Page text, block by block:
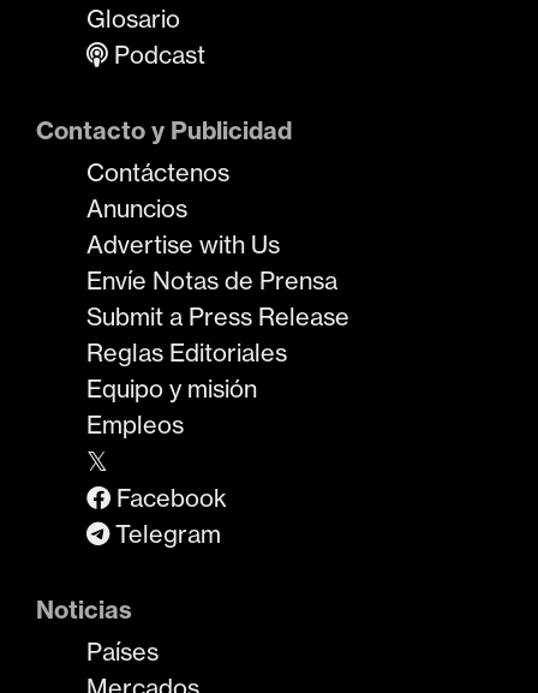
Glosario
Podcast
Contacto y Publicidad
Contáctenos
Anuncios
Advertise with Us
Envíe Notas de Prensa
Submit a Press Release
Reglas Editoriales
Equipo y misión
Empleos
𝕏
Facebook
Telegram
Noticias
Países
Mercados